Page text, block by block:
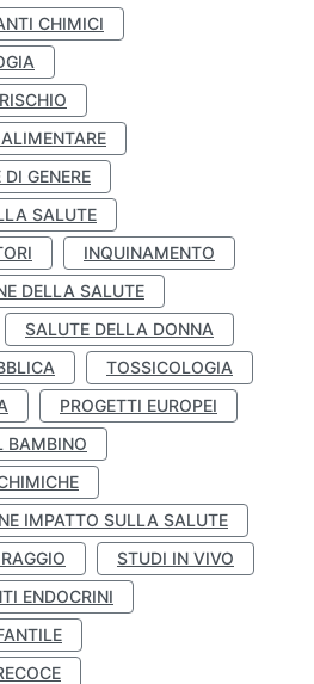
CHIMICI
DI GENERE
SALUTE
INQUINAMENTO
DELLA SALUTE
SALUTE DELLA DONNA
TOSSICOLOGIA
PROGETTI EUROPEI
BAMBINO
IMPATTO SULLA SALUTE
STUDI IN VIVO
ENDOCRINI